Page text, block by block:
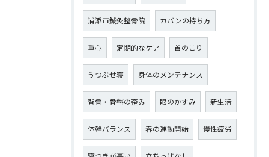
浦添市鍼灸整骨院 カバンの持ち方
重心 定期的なケア 首のこり
うつぶせ寝 身体のメンテナンス
背骨・骨盤の歪み 眼のかすみ 新生活
体幹バランス 春の運動開始 慢性疲労